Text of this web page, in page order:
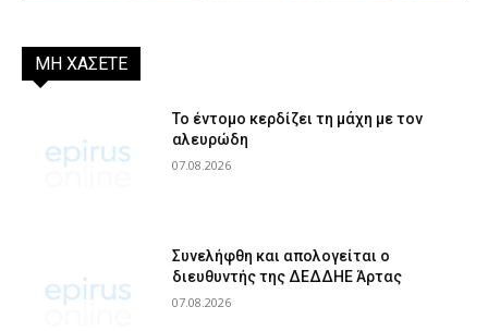
ΜΗ ΧΑΣΕΤΕ
Το έντομο κερδίζει τη μάχη με τον
αλευρώδη
07.08.2026
Συνελήφθη και απολογείται ο
διευθυντής της ΔΕΔΔΗΕ Άρτας
07.08.2026